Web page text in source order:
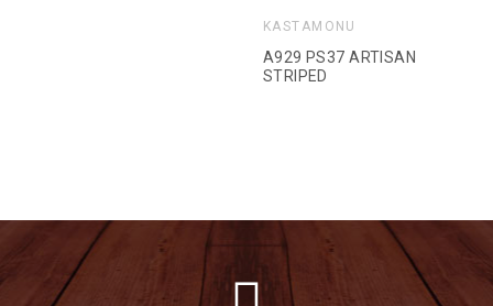
KASTAMONU
A929 PS37 ARTISAN
STRIPED